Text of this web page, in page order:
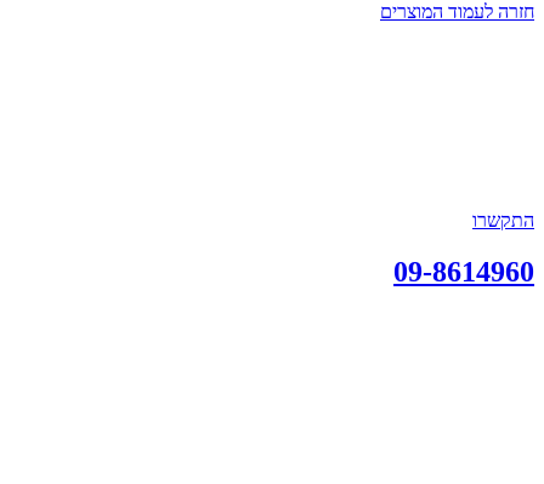
חזרה לעמוד המוצרים
התקשרו
09-8614960